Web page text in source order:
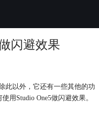
闪避效果
此以外，它还有一些其他的功
用Studio One5做闪避效果。